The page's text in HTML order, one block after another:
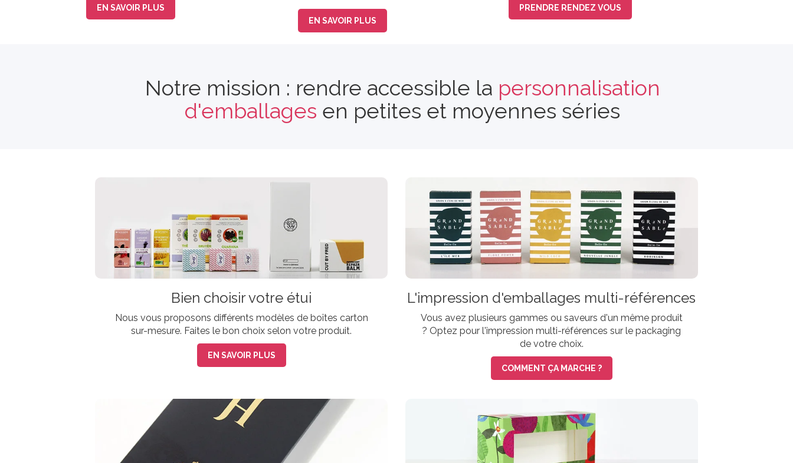
EN SAVOIR PLUS
EN SAVOIR PLUS
PRENDRE RENDEZ VOUS
Notre mission : rendre accessible la personnalisation
d'emballages en petites et moyennes séries
Bien choisir votre étui
Nous vous proposons différents modèles de boîtes carton
sur-mesure. Faites le bon choix selon votre produit.
EN SAVOIR PLUS
L'impression d'emballages multi-références
Vous avez plusieurs gammes ou saveurs d'un même produit
? Optez pour l'impression multi-références sur le packaging
de votre choix.
COMMENT ÇA MARCHE ?